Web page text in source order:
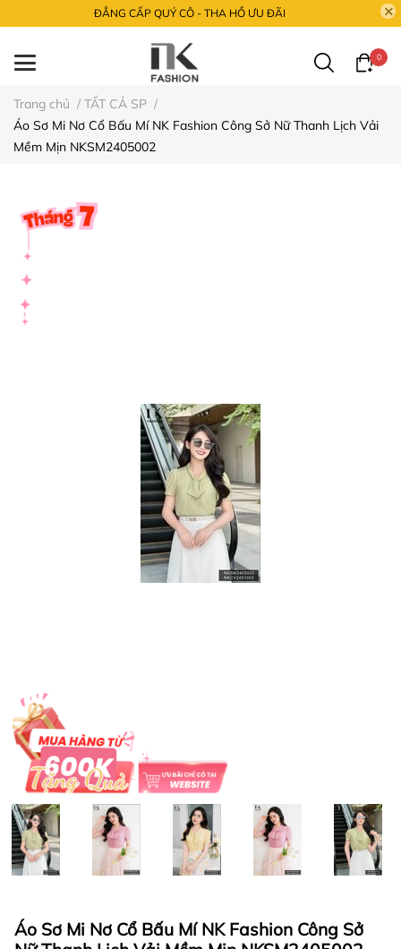
ĐẲNG CẤP QUÝ CÔ - THA HỒ ƯU ĐÃI
0
Trang chủ / TẤT CẢ SP /
Áo Sơ Mi Nơ Cổ Bấu Mí NK Fashion Công Sở Nữ Thanh Lịch Vải
Mềm Mịn NKSM2405002
Áo Sơ Mi Nơ Cổ Bấu Mí NK Fashion Công Sở